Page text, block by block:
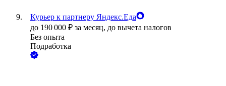
Курьер к партнеру Яндекс.Еда
до 190 000 ₽ за месяц, до вычета налогов
Без опыта
Подработка